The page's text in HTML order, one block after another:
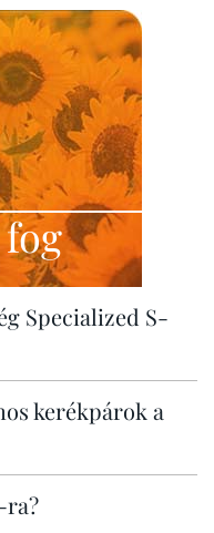
Specialized S-
kerékpárok a
ra?